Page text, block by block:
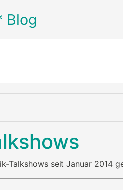
Blog
Talkshows seit Januar 2014